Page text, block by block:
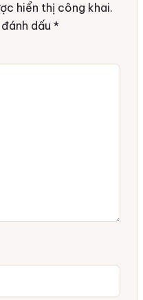
hiển thị công khai.
dấu *